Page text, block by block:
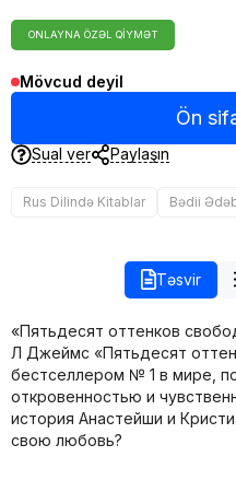
ONLAYNA ÖZƏL QIYMƏT
Mövcud deyil
Ön
Sual ver Paylaşın
Rus Dilində Kitablar Bədii
Təsvir
«Пятьдесят оттенков
Л Джеймс «Пятьдесят
бестселлером № 1 в мире,
откровенностью и
история Анастейши и
свою любовь?